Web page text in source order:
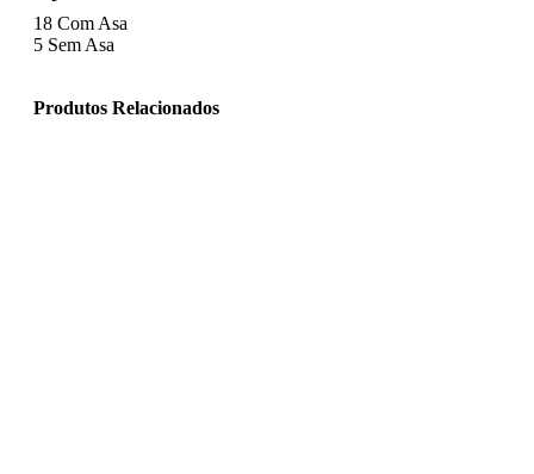
18 Com Asa
5 Sem Asa
Produtos Relacionados